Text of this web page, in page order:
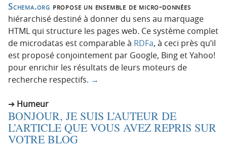
Schema.org propose un ensemble de micro-données
hiérarchisé destiné à donner du sens au marquage
HTML qui structure les pages web. Ce système complet
de microdatas est comparable à RDFa, à ceci près qu’il
est proposé conjointement par Google, Bing et Yahoo!
pour enrichir les résultats de leurs moteurs de
recherche respectifs. →
Humeur
BONJOUR, JE SUIS L’AUTEUR DE
L’ARTICLE QUE VOUS AVEZ REPRIS SUR
VOTRE BLOG